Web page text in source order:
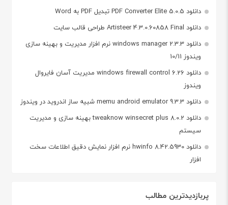
دانلود PDF Converter Elite 5.0.5 تبدیل PDF به Word
دانلود Artisteer 4.3.0.60858 Final طراحی قالب سایت
دانلود windows manager 2.3.3 نرم افزار مدیریت و بهینه سازی
ویندوز 10/11
دانلود windows firewall control 6.26 مدیریت آسان فایروال
ویندوز
دانلود memu android emulator 9.3.3 شبیه ساز اندروید در ویندوز
دانلود tweaknow winsecret plus 8.0.2 بهینه سازی و مدیریت
سیستم
دانلود hwinfo 8.42.5930 نرم افزار نمایش دقیق اطلاعات سخت
افزار
پربازدیدترین مطالب